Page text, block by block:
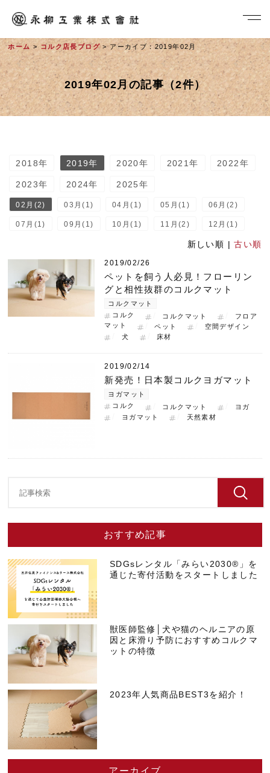
社長メッセージ
ホーム > コルク店長ブログ> アーカイブ：2019年02月
2019年02月の記事（2件）
2018年 2019年 2020年 2021年 2022年
2023年 2024年 2025年
02月(2) 03月(1) 04月(1) 05月(1) 06月(2)
07月(1) 09月(1) 10月(1) 11月(2) 12月(1)
新しい順 |古い順
2019/02/26
ペットを飼う人必見！フローリン
グと相性抜群のコルクマット
コルクマット
コルク
コルクマット
フロア
マット
ペット
空間デザイン
犬
床材
2019/02/14
新発売！日本製コルクヨガマット
ヨガマット
コルク
コルクマット
ヨガ
ヨガマット
天然素材
おすすめ記事
SDGsレンタル「みらい2030®」を
通じた寄付活動をスタートしました
獣医師監修│犬や猫のヘルニアの原
因と床滑り予防におすすめコルクマ
ットの特徴
2023年人気商品BEST3を紹介！
アーカイブ